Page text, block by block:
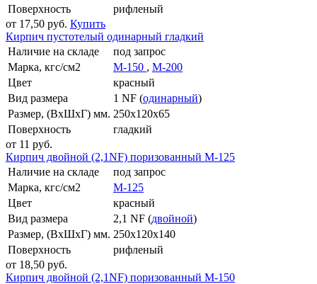
Поверхность
рифленый
от 17,50 руб. Купить
Кирпич пустотелый одинарный гладкий
Наличие на складе
под запрос
Марка, кгс/см2
M-150 , M-200
Цвет
красный
Вид размера
1 NF (одинарный)
Размер, (ВхШхГ) мм. 250x120x65
Поверхность
гладкий
от 11 руб.
Кирпич двойной (2,1NF) поризованный М-125
Наличие на складе
под запрос
Марка, кгс/см2
M-125
Цвет
красный
Вид размера
2,1 NF (двойной)
Размер, (ВхШхГ) мм. 250x120x140
Поверхность
рифленый
от 18,50 руб.
Кирпич двойной (2,1NF) поризованный М-150